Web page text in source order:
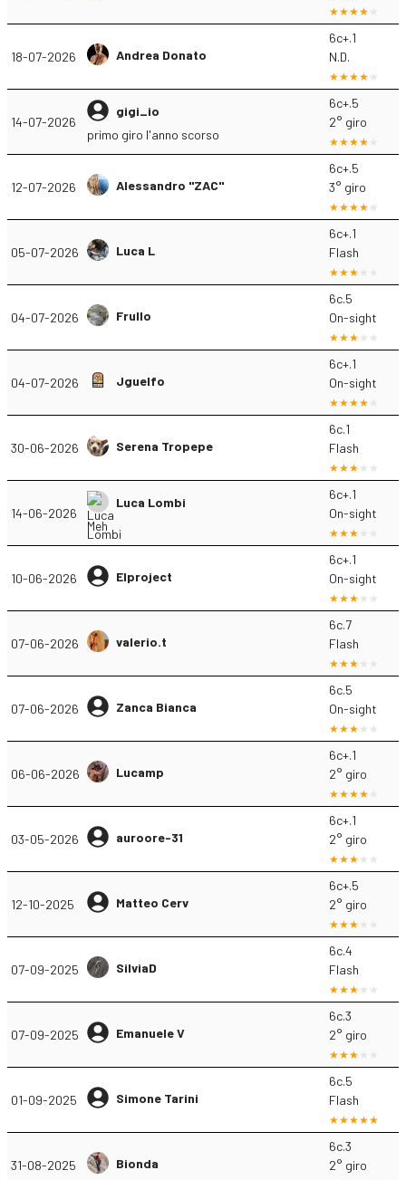
18-07-2026 Andrea Donato
6c+.1
N.D.
14-07-2026
gigi_io
primo giro l'anno scorso
6c+.5
2° giro
12-07-2026 Alessandro "ZAC"
6c+.5
3° giro
05-07-2026 Luca L
6c+.1
Flash
04-07-2026 Frullo
6c.5
On-sight
04-07-2026 Jguelfo
6c+.1
On-sight
30-06-2026 Serena Tropepe
6c.1
Flash
14-06-2026
Luca Lombi
Meh
6c+.1
On-sight
10-06-2026 Elproject
6c+.1
On-sight
07-06-2026 valerio.t
6c.7
Flash
07-06-2026 Zanca Bianca
6c.5
On-sight
06-06-2026 Lucamp
6c+.1
2° giro
03-05-2026 auroore-31
6c+.1
2° giro
12-10-2025 Matteo Cerv
6c+.5
2° giro
07-09-2025 SilviaD
6c.4
Flash
07-09-2025 Emanuele V
6c.3
2° giro
01-09-2025 Simone Tarini
6c.5
Flash
31-08-2025 Bionda
6c.3
2° giro